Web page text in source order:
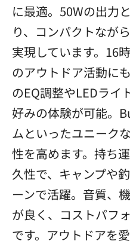
に最適。50Wの出力
り、コンパクトなが
実現しています。16
のアウトドア活動に
のEQ調整やLEDライ
好みの体験が可能。
ムといったユニーク
性を高めます。持ち
久性で、キャンプや
ーンで活躍。音質、
が良く、コストパフ
です。アウトドアを